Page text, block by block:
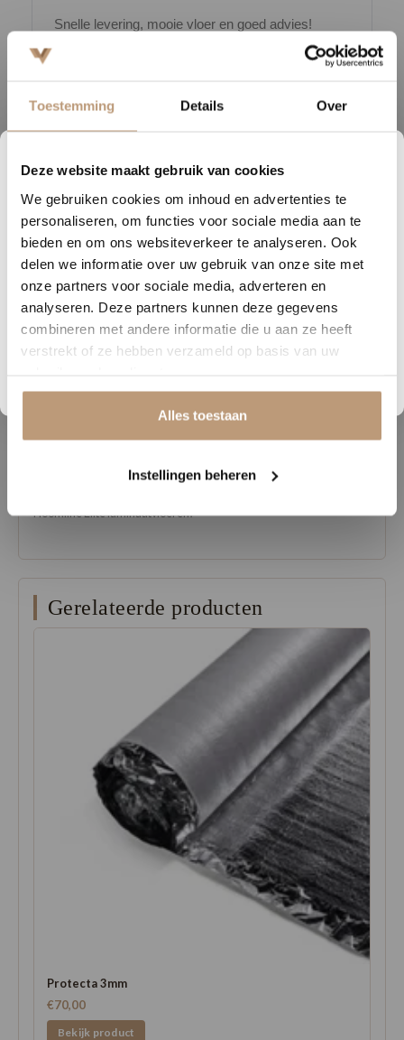
0
DAGEN
06
UREN
46
MINUTEN
56
SECONDEN
Nu tijdelijk 10% korting op
jouw vloer
Vraag snel een offerte aan en bespaar direct.
Bekijk plak PVC vloeren
Toestemming Details Over
Deze website maakt gebruik van cookies
We gebruiken cookies om inhoud en advertenties te
personaliseren, om functies voor sociale media aan te
bieden en om ons websiteverkeer te analyseren. Ook
delen we informatie over uw gebruik van onze site met
onze partners voor sociale media, adverteren en
analyseren. Deze partners kunnen deze gegevens
combineren met andere informatie die u aan ze heeft
verstrekt of ze hebben verzameld op basis van uw
Alles toestaan
Instellingen beheren
Snelle levering, mooie vloer en goed advies!
Beschrijving
De Hoomline Elite laminaatserie is ons meest indrukwekkende
laminaat tot nu toe. Dankzij de Aquaprotect-technologie blijft water
netjes op de vloer liggen, waardoor het laminaat bestand is tegen
vocht en ongelukjes. De pressed bevel-afwerking zorgt ervoor dat
het decor doorloopt in de vellingkant, wat de vloer een naadloze en
luxe uitstraling geeft.
Duurzaamheid staat bij ons hoog in het vaandel. De Elite-serie is
Bezoek Vloerenhuys de Veluwe en ervaar zelf de perfecte
Hoomline Elite laminaatvloeren!
Gerelateerde producten
Protecta 3mm
€70,00
Bekijk product